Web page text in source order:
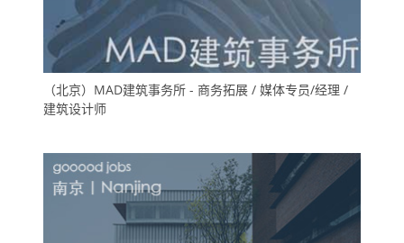
（北京）MAD建筑事务所 - 商务拓展 / 媒体专员/经理 /
建筑设计师